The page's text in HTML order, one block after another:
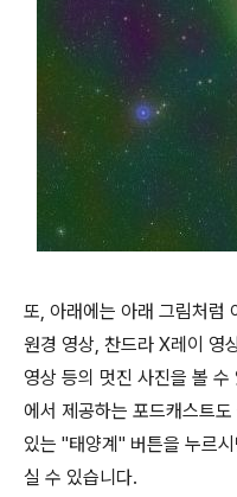
또, 아래에는 아래 그림처럼
원경 영상, 찬드라 X레이 영
영상 등의 멋진 사진을 볼 수
에서 제공하는 포드캐스트
있는 "태양계" 버튼을 누르
실 수 있습니다.